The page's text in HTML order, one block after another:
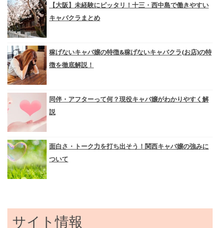
【大阪】未経験にピッタリ！十三・西中島で働きやすい
キャバクラまとめ
稼げないキャバ嬢の特徴&稼げないキャバクラ(お店)の特
徴を徹底解説！
同伴・アフターって何？現役キャバ嬢がわかりやすく解
説
面白さ・トーク力を打ち出そう！関西キャバ嬢の強みに
ついて
サイト情報